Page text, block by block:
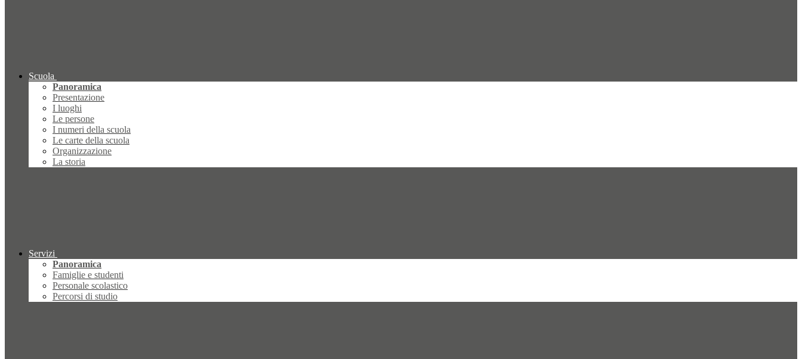
Scuola
Panoramica
Presentazione
I luoghi
Le persone
I numeri della scuola
Le carte della scuola
Organizzazione
La storia
Servizi
Panoramica
Famiglie e studenti
Personale scolastico
Percorsi di studio